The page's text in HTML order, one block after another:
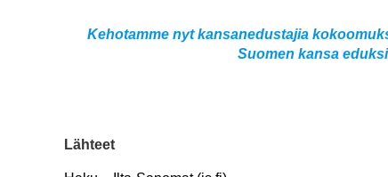
Kehotamme nyt kansanedustajia
Suomen kansa
Lähteet